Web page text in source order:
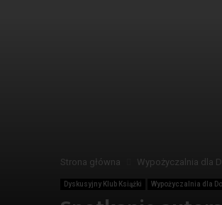
Strona główna Wypożyczalnia dla
Dyskusyjny Klub Książki Wypożyczalnia dla